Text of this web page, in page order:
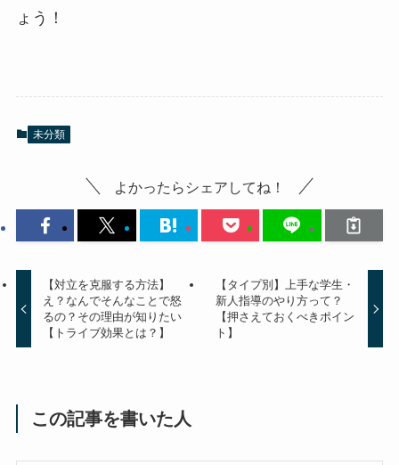
ょう！
未分類
よかったらシェアしてね！
【対立を克服する方法】
え？なんでそんなことで怒
るの？その理由が知りたい
【トライブ効果とは？】
【タイプ別】上手な学生・
新人指導のやり方って？
【押さえておくべきポイン
ト】
この記事を書いた人